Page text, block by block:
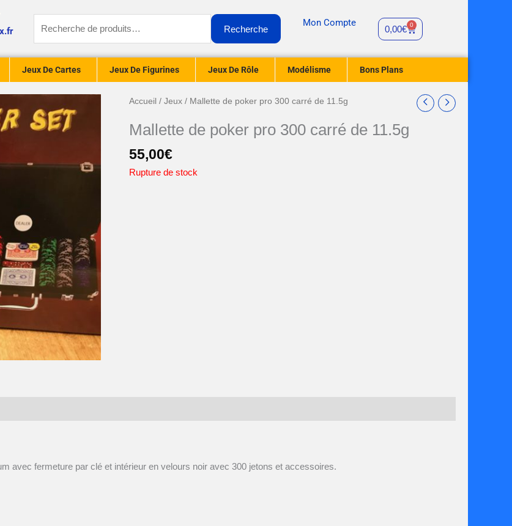
pour :
Recherche
Mon Compte
0,00€ 0
Panier
Jeux De Cartes Jeux De Figurines Jeux De Rôle Modélisme Bons Plans
Accueil /Jeux / Mallette de poker pro 300 carré de 11.5g
Mallette de poker pro 300 carré de 11.5g
55,00€
Rupture de stock
avec fermeture par clé et intérieur en velours noir avec 300 jetons et accessoires.